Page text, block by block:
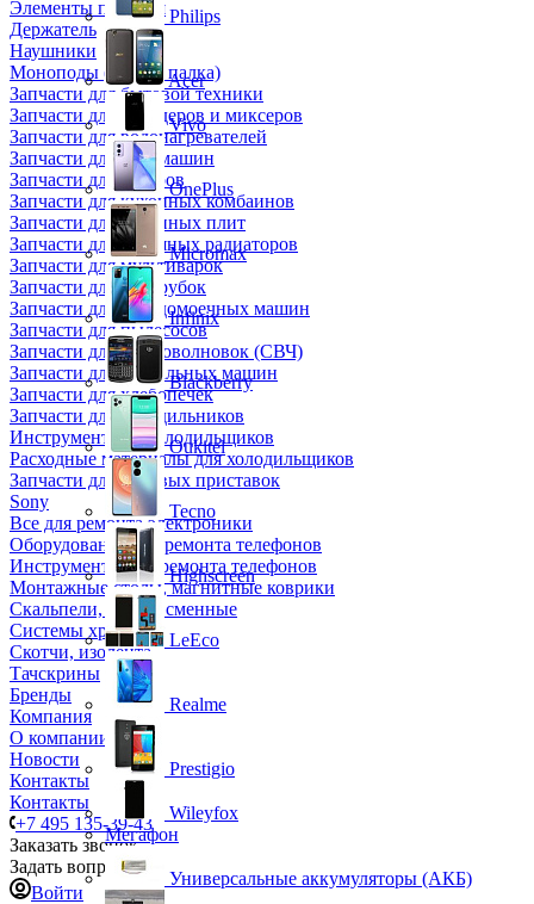
Элементы питания
Держатель
Наушники
Моноподы (Селфи палка)
Запчасти для бытовой техники
Запчасти для блендеров и миксеров
Запчасти для водонагревателей
Запчасти для кофемашин
Запчасти для кулеров
Запчасти для кухонных комбаинов
Запчасти для кухонных плит
Запчасти для масляных радиаторов
Запчасти для мультиварок
Запчасти для мясорубок
Запчасти для посудомоечных машин
Запчасти для пылесосов
Запчасти для микроволновок (СВЧ)
Запчасти для стиральных машин
Запчасти для хлебопечек
Запчасти для холодильников
Инструмент для холодильщиков
Расходные материалы для холодильщиков
Запчасти для игровых приставок
Sony
Все для ремонта электроники
Оборудование для ремонта телефонов
Инструменты для ремонта телефонов
Монтажные столы, магнитные коврики
Скальпели, лезвия сменные
Системы хранения
Скотчи, изолента
Тачскрины
Бренды
Компания
О компании
Новости
Контакты
Контакты
+7 495 135-39-43
Заказать звонок
Задать вопрос
Войти
Philips
Acer
Vivo
OnePlus
Micromax
Infinix
Blackberry
Oukitel
Tecno
Highscreen
LeEco
Realme
Prestigio
Wileyfox
Мегафон
Универсальные аккумуляторы (АКБ)